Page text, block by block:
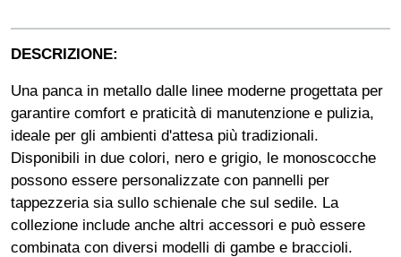
DESCRIZIONE:
Una panca in metallo dalle linee moderne progettata per
garantire comfort e praticità di manutenzione e pulizia,
ideale per gli ambienti d'attesa più tradizionali.
Disponibili in due colori, nero e grigio, le monoscocche
possono essere personalizzate con pannelli per
tappezzeria sia sullo schienale che sul sedile. La
collezione include anche altri accessori e può essere
combinata con diversi modelli di gambe e braccioli.